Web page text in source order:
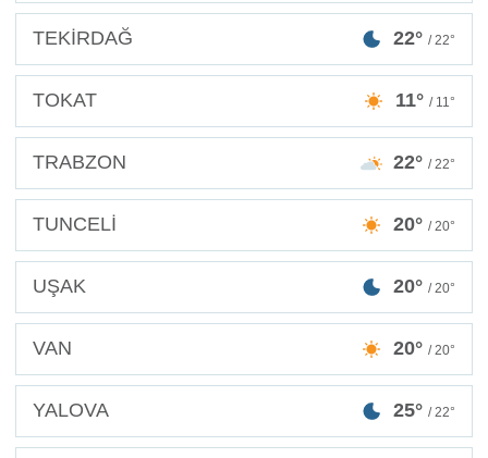
TEKİRDAĞ 22° / 22°
TOKAT 11° / 11°
TRABZON 22° / 22°
TUNCELİ 20° / 20°
UŞAK 20° / 20°
VAN 20° / 20°
YALOVA 25° / 22°